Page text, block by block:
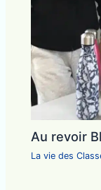
Au revoir
La vie des